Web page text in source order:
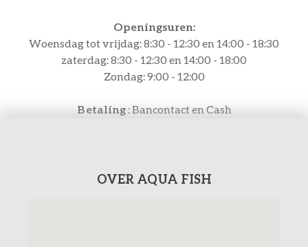
Openingsuren:
Woensdag tot vrijdag: 8:30 - 12:30 en 14:00 - 18:30
zaterdag: 8:30 - 12:30 en 14:00 - 18:00
Zondag: 9:00 - 12:00
Betaling: Bancontact en Cash
OVER AQUA FISH